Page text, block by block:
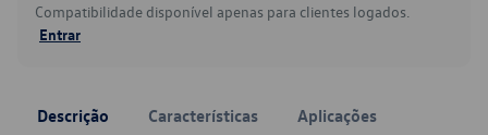
Compatibilidade disponível apenas para clientes logados.
Entrar
Descrição Características Aplicações